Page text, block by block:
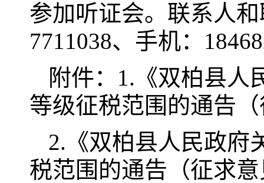
参加听证会。联系人
7711038、手机：
附件：1.《双柏县人
等级征税范围的通告
2.《双柏县人民政府
税范围的通告（征求